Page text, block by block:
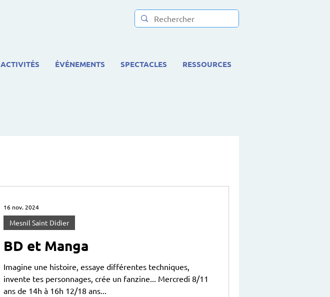
ACTIVITÉS ÉVÉNEMENTS SPECTACLES RESSOURCES
BD et Manga
Imagine une histoire, essaye différentes techniques,
invente tes personnages, crée un fanzine... Mercredi 8/11
ans de 14h à 16h 12/18 ans...
Mesnil Saint Didier
16 nov. 2024